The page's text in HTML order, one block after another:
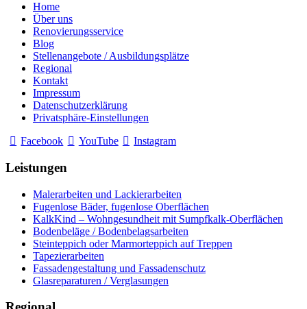
Home
Über uns
Renovierungsservice
Blog
Stellenangebote / Ausbildungsplätze
Regional
Kontakt
Impressum
Datenschutzerklärung
Privatsphäre-Einstellungen
Facebook
YouTube Instagram
Leistungen
Malerarbeiten und Lackierarbeiten
Fugenlose Bäder, fugenlose Oberflächen
KalkKind – Wohngesundheit mit Sumpfkalk-Oberflächen
Bodenbeläge / Bodenbelagsarbeiten
Steinteppich oder Marmorteppich auf Treppen
Tapezierarbeiten
Fassadengestaltung und Fassadenschutz
Glasreparaturen / Verglasungen